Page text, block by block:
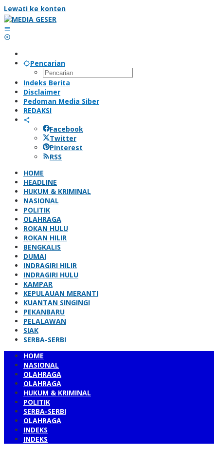
Lewati ke konten
Pencarian
Indeks Berita
Disclaimer
Pedoman Media Siber
REDAKSI
Facebook
Twitter
Pinterest
RSS
HOME
HEADLINE
HUKUM & KRIMINAL
NASIONAL
POLITIK
OLAHRAGA
ROKAN HULU
ROKAN HILIR
BENGKALIS
DUMAI
INDRAGIRI HILIR
INDRAGIRI HULU
KAMPAR
KEPULAUAN MERANTI
KUANTAN SINGINGI
PEKANBARU
PELALAWAN
SIAK
SERBA-SERBI
HOME
NASIONAL
OLAHRAGA
OLAHRAGA
HUKUM & KRIMINAL
POLITIK
SERBA-SERBI
OLAHRAGA
INDEKS
INDEKS